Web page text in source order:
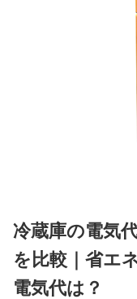
冷蔵庫の電気
を比較｜省エ
電気代は？